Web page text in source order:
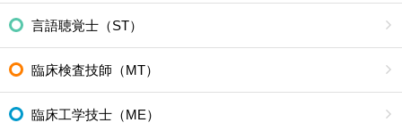
言語聴覚士（ST）
臨床検査技師（MT）
臨床工学技士（ME）